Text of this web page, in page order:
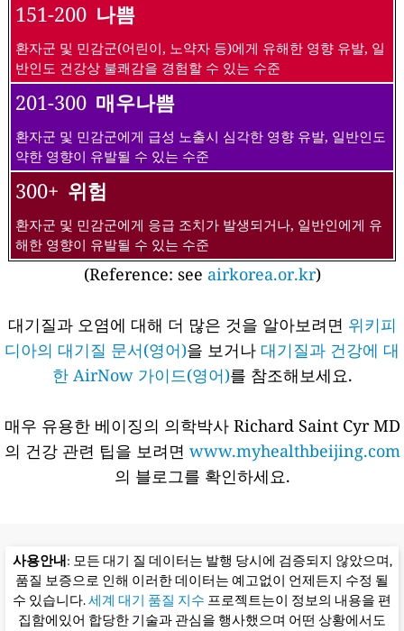
151-200 나쁨
환자군 및 민감군(어린이, 노약자 등)에게 유해한 영향 유발, 일
반인도 건강상 불쾌감을 경험할 수 있는 수준
201-300 매우나쁨
환자군 및 민감군에게 급성 노출시 심각한 영향 유발, 일반인도
약한 영향이 유발될 수 있는 수준
300+ 위험
환자군 및 민감군에게 응급 조치가 발생되거나, 일반인에게 유
해한 영향이 유발될 수 있는 수준
(Reference: see airkorea.or.kr)
대기질과 오염에 대해 더 많은 것을 알아보려면 위키피
디아의 대기질 문서(영어)을 보거나 대기질과 건강에 대
한 AirNow 가이드(영어)를 참조해보세요.
매우 유용한 베이징의 의학박사 Richard Saint Cyr MD
의 건강 관련 팁을 보려면 www.myhealthbeijing.com
의 블로그를 확인하세요.
사용안내: 모든 대기 질 데이터는 발행 당시에 검증되지 않았으며,
품질 보증으로 인해 이러한 데이터는 예고없이 언제든지 수정 될
수 있습니다.세계 대기 품질 지수 프로젝트는이 정보의 내용을 편
집함에있어 합당한 기술과 관심을 행사했으며 어떤 상황에서도